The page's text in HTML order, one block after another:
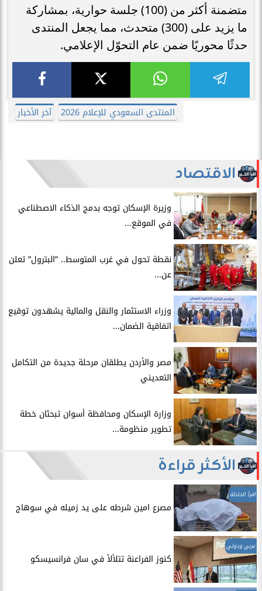
متضمنة أكثر من (100) جلسة حوارية، بمشاركة
ما يزيد على (300) متحدث، مما يجعل المنتدى
حدثًا محوريًا ضمن عام التحوّل الإعلامي.
المنتدى السعودي للإعلام 2026 آخر الأخبار
الاقتصاد
​وزيرة الإسكان توجه بدمج الذكاء الاصطناعي
في الموقع...
​نقطة تحول في غرب المتوسط.. ”البترول” تعلن
عن...
​وزراء الاستثمار والنقل والمالية يشهدون توقيع
اتفاقية الضمان...
​مصر والأردن يطلقان مرحلة جديدة من التكامل
التعديني
وزارة الإسكان ومحافظة أسوان تبحثان خطة
تطوير منظومة...
الأكثر قراءة
اقرأ الحادثة
مصرع امين شرطه على يد زميله في سوهاج
عربي ودولي
​كنوز الفراعنة تتلألأ في سان فرانسيسكو